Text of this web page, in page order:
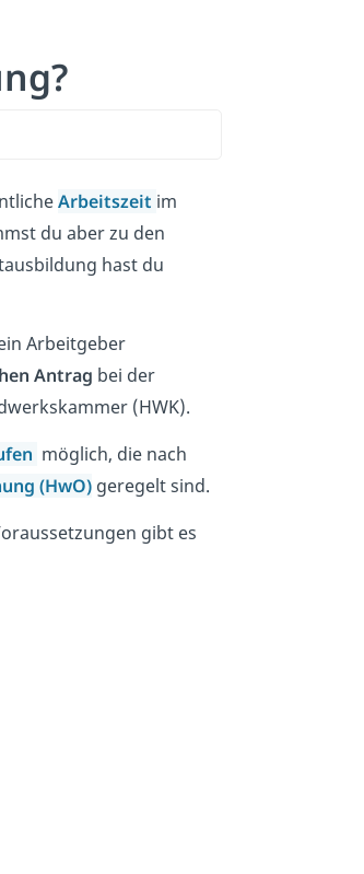
Arbeitszeit im
du aber zu den
hast du
Arbeitgeber
Antrag bei der
(HWK).
möglich, die nach
(HwO) geregelt sind.
gibt es